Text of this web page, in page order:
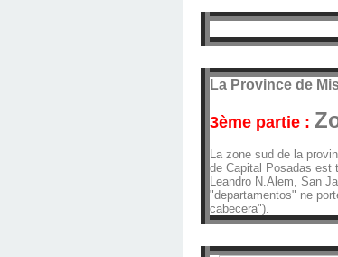
La Province de
3ème partie :
La zone sud de la
de Capital Posadas est
Leandro N.Alem, San
"departamentos" ne
cabecera").